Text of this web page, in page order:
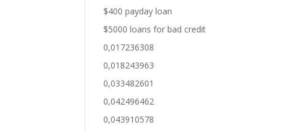
$400 payday loan
$5000 loans for bad credit
0,017236308
0,018243963
0,033482601
0,042496462
0,043910578